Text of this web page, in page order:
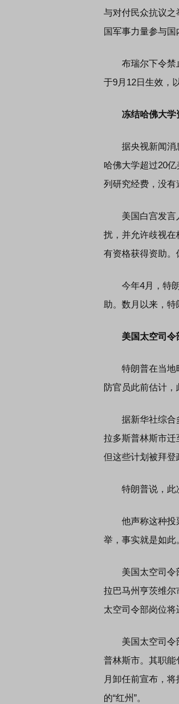
与对付民众抗议之
国军事力量参与国
布瑞尔下令禁止
于9月12日生效，
冻结哈佛大学
据央视新闻消息
哈佛大学超过20
列研究经费，没有
美国白宫发言人
扰，并允许歧视
有资格获得资助。
今年4月，特朗
助。数月以来，特
美国太空司令
特朗普在当地时
防官员此前估计，
据新华社综合多
拉多斯普林斯市迁
但这些计划被拜登
特朗普说，此次
他声称这种投票
举，事实就是如此
美国太空司令部
拉巴马州亨茨维尔
太空司令部岗位将
美国太空司令部
普林斯市。其职
月卸任前宣布，
的“红州”。